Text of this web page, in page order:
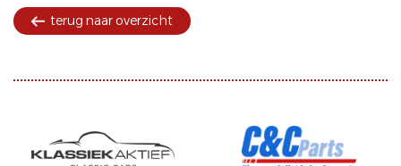
terug naar overzicht